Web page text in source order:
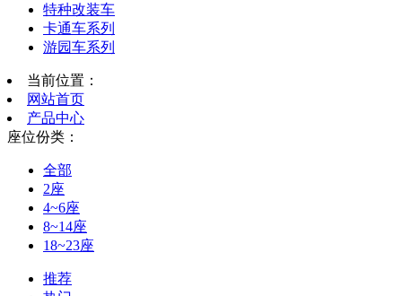
特种改装车
卡通车系列
游园车系列
当前位置：
网站首页
产品中心
座位份类：
全部
2座
4~6座
8~14座
18~23座
推荐